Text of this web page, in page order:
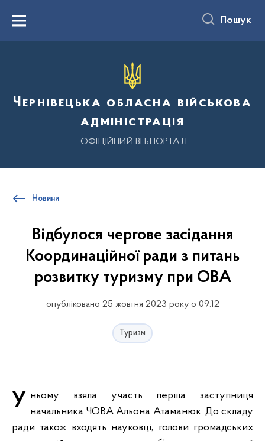
вмістуMenu Пошук
Чернівецька обласна військова
адміністрація
ОФІЦІЙНИЙ ВЕБПОРТАЛ
Новини
Відбулося чергове засідання
Координаційної ради з питань
розвитку туризму при ОВА
опубліковано 25 жовтня 2023 року о 09:12
Туризм
У ньому взяла участь перша заступниця начальника ЧОВА Альона Атаманюк. До складу
ради також входять науковці, голови громадських